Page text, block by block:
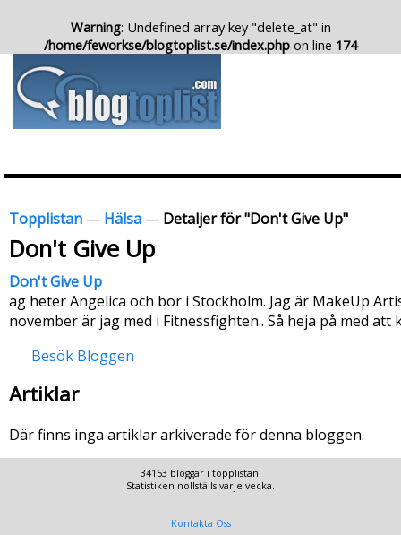
Warning: Undefined array key "delete_at" in
/home/feworkse/blogtoplist.se/index.php on line 174
Topplistan — Hälsa — Detaljer för "Don't Give Up"
Don't Give Up
Don't Give Up
ag heter Angelica och bor i Stockholm. Jag är MakeUp
november är jag med i Fitnessfighten.. Så heja på med
Besök Bloggen
Artiklar
Där finns inga artiklar arkiverade för denna bloggen.
34153 bloggar i topplistan.
Statistiken nollställs varje vecka.
Kontakta Oss